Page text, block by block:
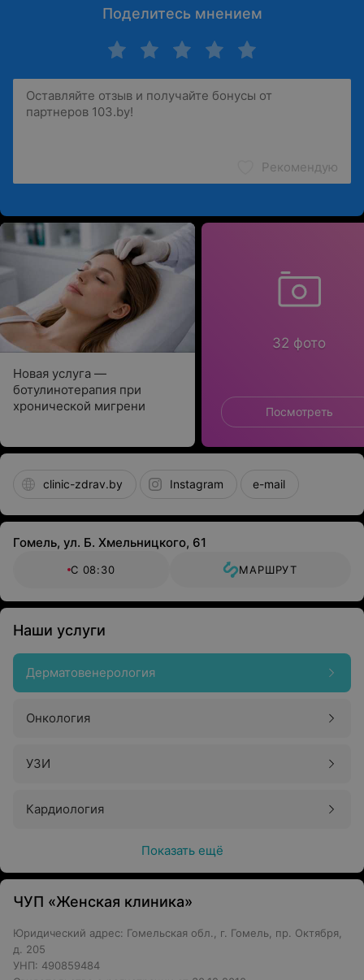
Поделитесь мнением
Рекомендую
Новая услуга —
ботулинотерапия при
хронической мигрени
32 фото
Посмотреть
clinic-zdrav.by Instagram e-mail
Гомель, ул. Б. Хмельницкого, 61
С 08:30 МАРШРУТ
Наши услуги
Дерматовенерология
Онкология
УЗИ
Кардиология
Показать ещё
ЧУП «Женская клиника»
Юридический адрес: Гомельская обл., г. Гомель, пр. Октября,
д. 205
УНП: 490859484